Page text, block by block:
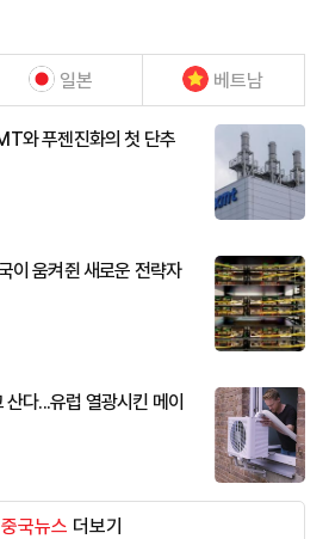
일본 베트남
와 푸젠진화의 첫 단추
이 움켜쥔 새로운 전략자
다...유럽 열광시킨 메이
중국뉴스 더보기